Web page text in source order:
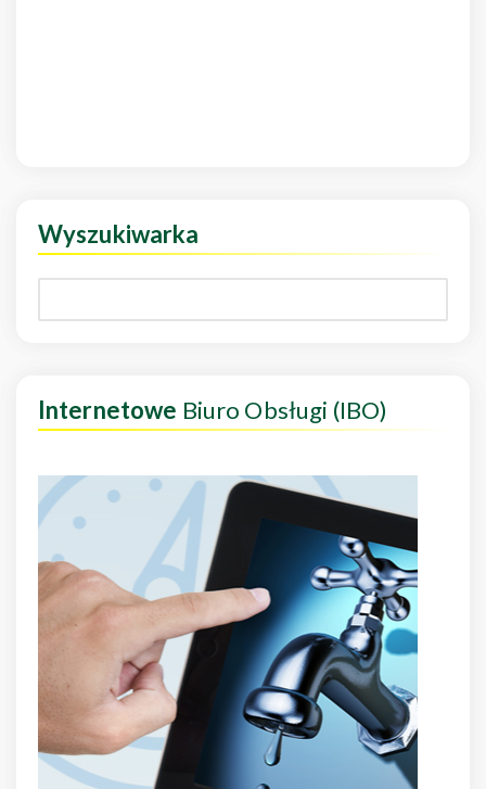
Wyszukiwarka
Internetowe Biuro Obsługi (IBO)